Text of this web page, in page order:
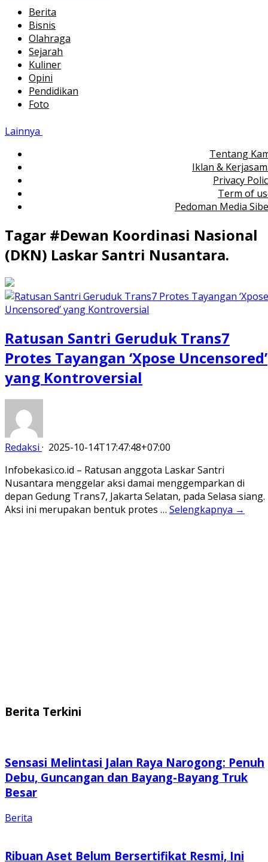
Berita
Bisnis
Olahraga
Sejarah
Kuliner
Opini
Pendidikan
Foto
Lainnya
Tentang
Iklan &
Privacy
Term of
Pedoman Media
Tagar #Dewan Koordinasi Nasional
(DKN) Laskar Santri Nusantara.
Ratusan Santri Geruduk Trans7
Protes Tayangan ‘Xpose Uncensored’
yang Kontroversial
Redaksi · 2025-10-14T17:47:48+07:00
Infobekasi.co.id – Ratusan anggota Laskar Santri
Nusantara menggelar aksi damai menggemparkan di
depan Gedung Trans7, Jakarta Selatan, pada Selasa siang.
Aksi ini merupakan bentuk protes … Selengkapnya →
Berita Terkini
Sensasi Melintasi Jalan Raya Narogong: Penuh
Debu, Guncangan dan Bayang-Bayang Truk
Besar
Berita
Ribuan Aset Belum Bersertifikat Resmi, Ini